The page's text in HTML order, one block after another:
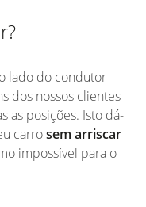
lado do condutor
dos nossos clientes
as posições. Isto dá-
carrosem arriscar
impossível para o